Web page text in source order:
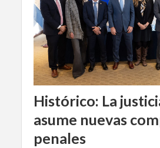
Histórico: La
asume nuevas
penales